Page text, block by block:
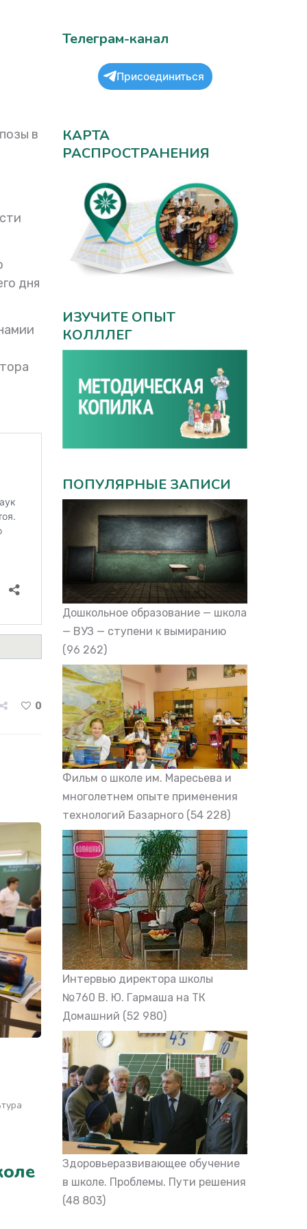
в
дня
0
Телеграм-канал
Присоединиться
КАРТА
РАСПРОСТРАНЕНИЯ
ИЗУЧИТЕ ОПЫТ
КОЛЛЛЕГ
ПОПУЛЯРНЫЕ ЗАПИСИ
Дошкольное образование — школа
— ВУЗ — ступени к вымиранию
(96 262)
Фильм о школе им. Маресьева и
многолетнем опыте применения
технологий Базарного (54 228)
Интервью директора школы
№760 В. Ю. Гармаша на ТК
Домашний (52 980)
Здоровьеразвивающее обучение
в школе. Проблемы. Пути решения
(48 803)